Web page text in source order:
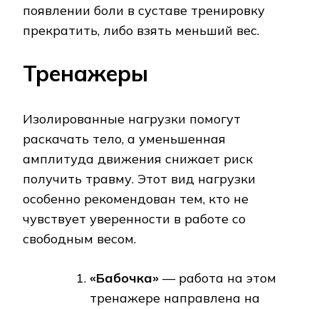
появлении боли в суставе тренировку
прекратить, либо взять меньший вес.
Тренажеры
Изолированные нагрузки помогут
раскачать тело, а уменьшенная
амплитуда движения снижает риск
получить травму. Этот вид нагрузки
особенно рекомендован тем, кто не
чувствует уверенности в работе со
свободным весом.
«Бабочка» — работа на этом
тренажере направлена на